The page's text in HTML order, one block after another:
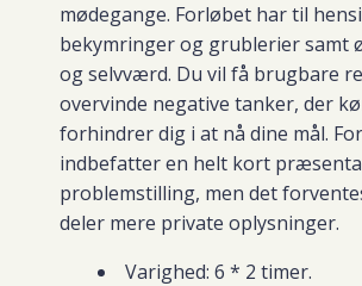
mødegange. Forløbet har til
bekymringer og grublerier samt
og selvværd. Du vil få brugbare
overvinde negative tanker, der
forhindrer dig i at nå dine mål.
indbefatter en helt kort
problemstilling, men det
deler mere private oplysninger.
Varighed: 6 * 2 timer.